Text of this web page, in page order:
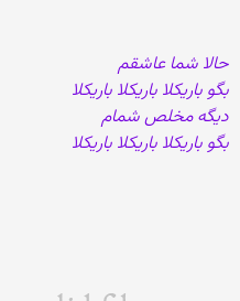
حالا شما عاشقم
بگو باریکلا باریکلا باریکلا
دیگه مخلص شمام
بگو باریکلا باریکلا باریکلا